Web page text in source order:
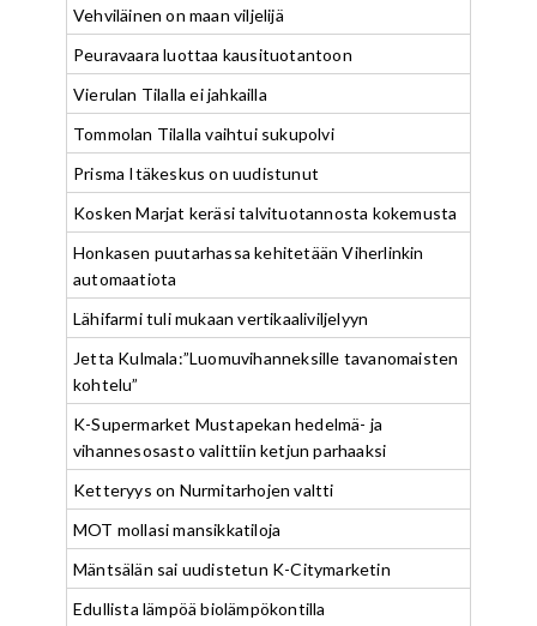
Vehviläinen on maan viljelijä
Peuravaara luottaa kausituotantoon
Vierulan Tilalla ei jahkailla
Tommolan Tilalla vaihtui sukupolvi
Prisma Itäkeskus on uudistunut
Kosken Marjat keräsi talvituotannosta kokemusta
Honkasen puutarhassa kehitetään Viherlinkin
automaatiota
Lähifarmi tuli mukaan vertikaaliviljelyyn
Jetta Kulmala:”Luomuvihanneksille tavanomaisten
kohtelu”
K-Supermarket Mustapekan hedelmä- ja
vihannesosasto valittiin ketjun parhaaksi
Ketteryys on Nurmitarhojen valtti
MOT mollasi mansikkatiloja
Mäntsälän sai uudistetun K-Citymarketin
Edullista lämpöä biolämpökontilla